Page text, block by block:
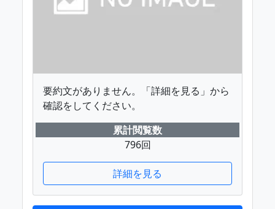
要約文がありません。「詳細を見る」から
確認をしてください。
累計閲覧数
796回
詳細を見る